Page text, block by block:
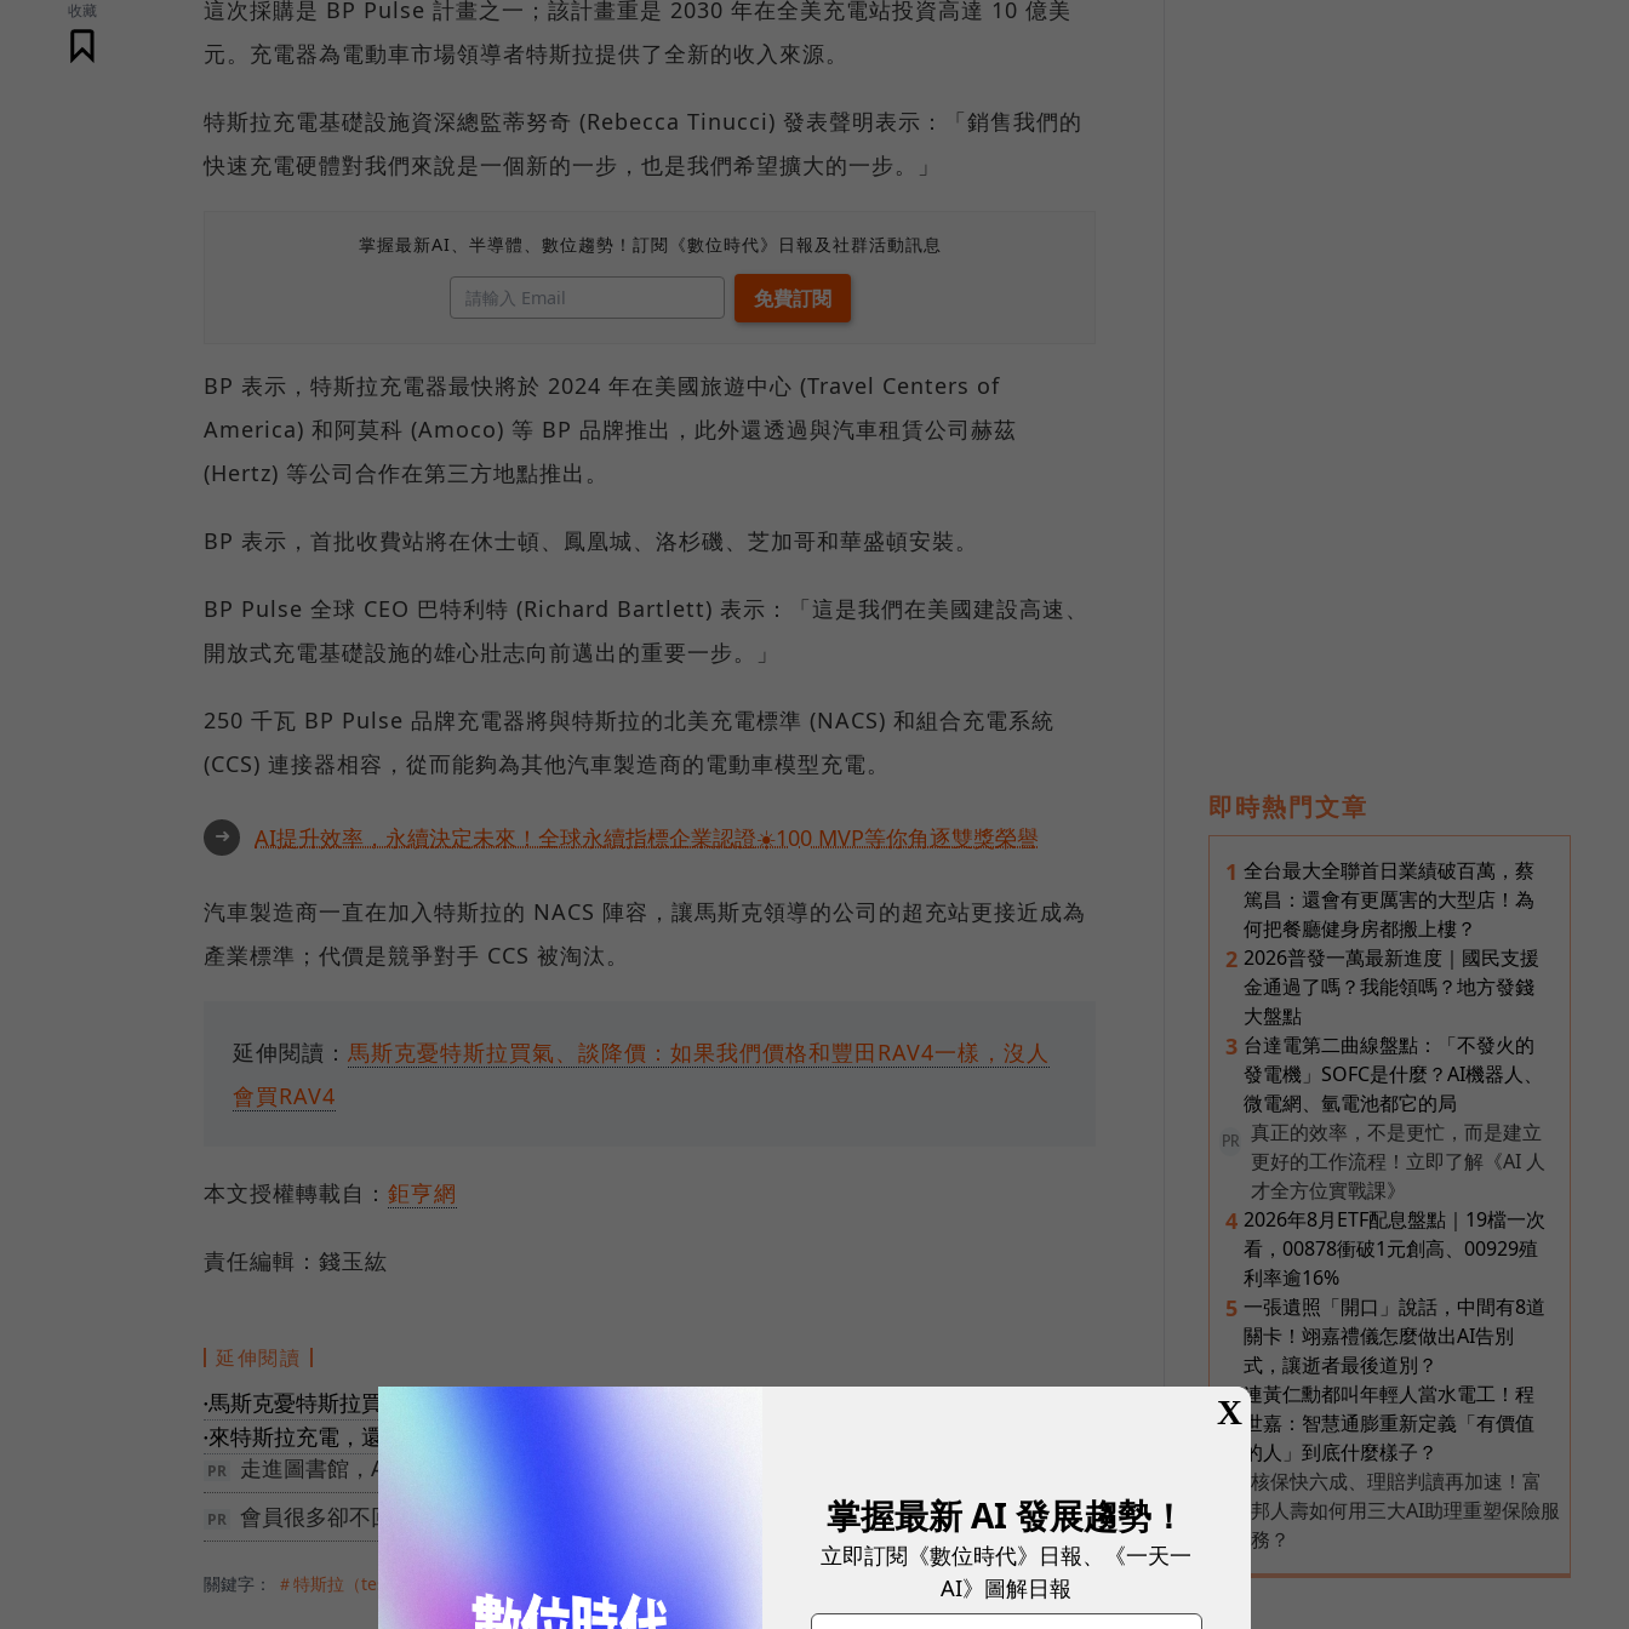
收藏
這次採購是 BP Pulse 計畫之一；該計畫重是 2030 年在全美充電站投資高達 10 億美
元。充電器為電動車市場領導者特斯拉提供了全新的收入來源。
特斯拉充電基礎設施資深總監蒂努奇 (Rebecca Tinucci) 發表聲明表示：「銷售我們的
快速充電硬體對我們來說是一個新的一步，也是我們希望擴大的一步。」
掌握最新AI、半導體、數位趨勢！訂閱《數位時代》日報及社群活動訊息
BP 表示，特斯拉充電器最快將於 2024 年在美國旅遊中心 (Travel Centers of
America) 和阿莫科 (Amoco) 等 BP 品牌推出，此外還透過與汽車租賃公司赫茲
(Hertz) 等公司合作在第三方地點推出。
BP 表示，首批收費站將在休士頓、鳳凰城、洛杉磯、芝加哥和華盛頓安裝。
BP Pulse 全球 CEO 巴特利特 (Richard Bartlett) 表示：「這是我們在美國建設高速、
開放式充電基礎設施的雄心壯志向前邁出的重要一步。」
250 千瓦 BP Pulse 品牌充電器將與特斯拉的北美充電標準 (NACS) 和組合充電系統
(CCS) 連接器相容，從而能夠為其他汽車製造商的電動車模型充電。
➜ AI提升效率，永續決定未來！全球永續指標企業認證☀️100 MVP等你角逐雙獎榮譽
汽車製造商一直在加入特斯拉的 NACS 陣容，讓馬斯克領導的公司的超充站更接近成為
產業標準；代價是競爭對手 CCS 被淘汰。
延伸閱讀： 馬斯克憂特斯拉買氣、談降價：如果我們價格和豐田RAV4一樣，沒人
會買RAV4
本文授權轉載自： 鉅亨網
責任編輯：錢玉紘
延伸閱讀
●馬斯克憂特斯拉買氣、談降價：如果我們價格和豐田RAV4一樣，沒人會買RAV4
● 來特斯拉充電，還能吃飯、看電影！電動車廠跨界拚線下店，還有哪些創意？
走進圖書館，AI 居然能讀懂你的心情？台中市政府「綠美圖」打造 48 米沉浸式空間
會員很多卻不回購？10/14 電通高階顧問教你把「沉睡名單」變成「千萬營收」🔥
關鍵字： ＃特斯拉（tesla）
即時熱門文章
1 全台最大全聯首日業績破百萬，蔡
篤昌：還會有更厲害的大型店！為
何把餐廳健身房都搬上樓？
2 2026普發一萬最新進度｜國民支援
金通過了嗎？我能領嗎？地方發錢
大盤點
3 台達電第二曲線盤點：「不發火的
發電機」SOFC是什麼？AI機器人、
微電網、氫電池都它的局
PR
真正的效率，不是更忙，而是建立
更好的工作流程！立即了解《AI 人
才全方位實戰課》
4 2026年8月ETF配息盤點｜19檔一次
看，00878衝破1元創高、00929殖
利率逾16%
5 一張遺照「開口」說話，中間有8道
關卡！翊嘉禮儀怎麼做出AI告別
式，讓逝者最後道別？
6 連黃仁勳都叫年輕人當水電工！程
世嘉：智慧通膨重新定義「有價值
的人」到底什麼樣子？
核保快六成、理賠判讀再加速！富
邦人壽如何用三大AI助理重塑保險服
務？
X
掌握最新 AI 發展趨勢！
立即訂閱《數位時代》日報、《一天一
AI》圖解日報